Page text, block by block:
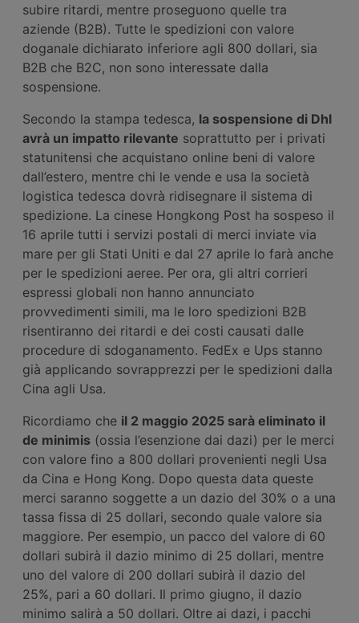
subire ritardi, mentre proseguono quelle tra
aziende (B2B). Tutte le spedizioni con valore
doganale dichiarato inferiore agli 800 dollari, sia
B2B che B2C, non sono interessate dalla
sospensione.
Secondo la stampa tedesca, la sospensione di Dhl
avrà un impatto rilevante soprattutto per i privati
statunitensi che acquistano online beni di valore
dall’estero, mentre chi le vende e usa la società
logistica tedesca dovrà ridisegnare il sistema di
spedizione. La cinese Hongkong Post ha sospeso il
16 aprile tutti i servizi postali di merci inviate via
mare per gli Stati Uniti e dal 27 aprile lo farà anche
per le spedizioni aeree. Per ora, gli altri corrieri
espressi globali non hanno annunciato
provvedimenti simili, ma le loro spedizioni B2B
risentiranno dei ritardi e dei costi causati dalle
procedure di sdoganamento. FedEx e Ups stanno
già applicando sovrapprezzi per le spedizioni dalla
Cina agli Usa.
Ricordiamo che il 2 maggio 2025 sarà eliminato il
de minimis (ossia l’esenzione dai dazi) per le merci
con valore fino a 800 dollari provenienti negli Usa
da Cina e Hong Kong. Dopo questa data queste
merci saranno soggette a un dazio del 30% o a una
tassa fissa di 25 dollari, secondo quale valore sia
maggiore. Per esempio, un pacco del valore di 60
dollari subirà il dazio minimo di 25 dollari, mentre
uno del valore di 200 dollari subirà il dazio del
25%, pari a 60 dollari. Il primo giugno, il dazio
minimo salirà a 50 dollari. Oltre ai dazi, i pacchi